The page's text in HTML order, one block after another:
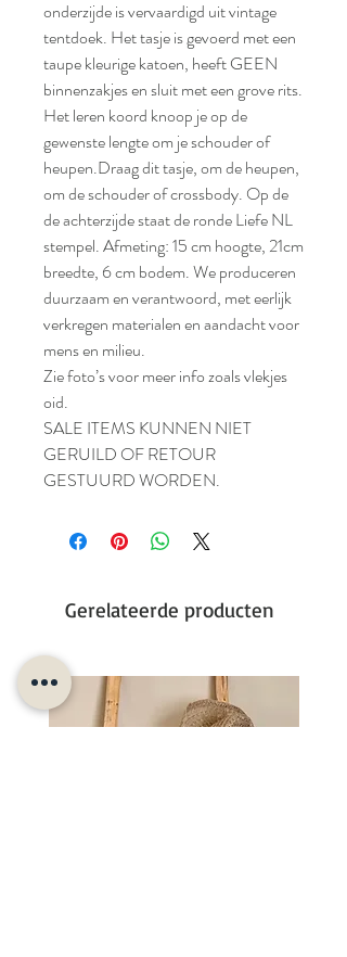
onderzijde is vervaardigd uit vintage
tentdoek. Het tasje is gevoerd met een
taupe kleurige katoen, heeft GEEN
binnenzakjes en sluit met een grove rits.
Het leren koord knoop je op de
gewenste lengte om je schouder of
heupen.Draag dit tasje, om de heupen,
om de schouder of crossbody. Op de
de achterzijde staat de ronde Liefe NL
stempel. Afmeting: 15 cm hoogte, 21cm
breedte, 6 cm bodem. We produceren
duurzaam en verantwoord, met eerlijk
verkregen materialen en aandacht voor
mens en milieu.
Zie foto’s voor meer info zoals vlekjes
oid.
SALE ITEMS KUNNEN NIET
GERUILD OF RETOUR
GESTUURD WORDEN.
Gerelateerde producten